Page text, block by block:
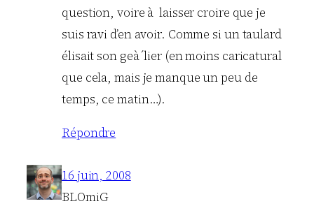
question, voire à laisser croire que je
suis ravi d’en avoir. Comme si un taulard
élisait son geà´lier (en moins caricatural
que cela, mais je manque un peu de
temps, ce matin…).
Répondre
16 juin, 2008
BLOmiG